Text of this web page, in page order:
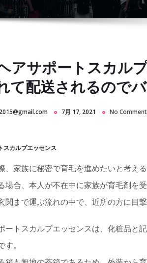
アサポートスカル
て配送されるので
7月 17, 2021 No
スカルプエッセンス
、家族に秘密で育毛を進めたいと考える
場合、本人が不在中に家族が育毛剤を
関まで運ぶ流れの中で、近所の方に目
ートスカルプエッセンスは、化粧品と
。